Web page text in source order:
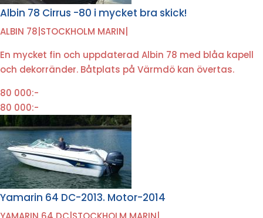
Albin 78 Cirrus -80 i mycket bra skick!
ALBIN 78 STOCKHOLM MARIN
En mycket fin och uppdaterad Albin 78 med blåa kapell
och dekorränder. Båtplats på Värmdö kan övertas.
80 000:-
80 000:-
Yamarin 64 DC-2013. Motor-2014